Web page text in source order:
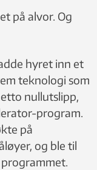
på alvor. Og
hyret inn et
teknologi som
nullutslipp,
program.
på
og ble til